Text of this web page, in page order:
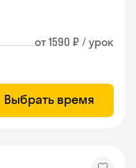
от 1590 ₽ / урок
Выбрать время